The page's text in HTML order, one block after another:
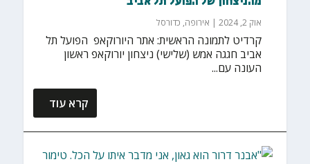
אוק 2, 2024 | אירופה, כדורסל
קרדיט לתמונה הראשית: אתר היורוקאפ הפועל תל
אביב חגגה אמש (שלישי) ניצחון יורוקאפ ראשון
העונה עם...
קרא עוד